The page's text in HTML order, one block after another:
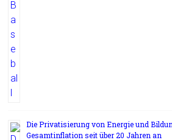
Die Privatisierung von Energie und
Gesamtinflation seit über 20 Jahren an